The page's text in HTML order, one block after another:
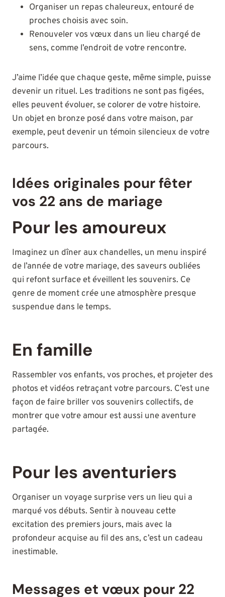
Organiser un repas chaleureux, entouré de
proches choisis avec soin.
Renouveler vos vœux dans un lieu chargé de
sens, comme l’endroit de votre rencontre.
J’aime l’idée que chaque geste, même simple, puisse
devenir un rituel. Les traditions ne sont pas figées,
elles peuvent évoluer, se colorer de votre histoire.
Un objet en bronze posé dans votre maison, par
exemple, peut devenir un témoin silencieux de votre
parcours.
Idées originales pour fêter
vos 22 ans de mariage
Pour les amoureux
Imaginez un dîner aux chandelles, un menu inspiré
de l’année de votre mariage, des saveurs oubliées
qui refont surface et éveillent les souvenirs. Ce
genre de moment crée une atmosphère presque
suspendue dans le temps.
En famille
Rassembler vos enfants, vos proches, et projeter des
photos et vidéos retraçant votre parcours. C’est une
façon de faire briller vos souvenirs collectifs, de
montrer que votre amour est aussi une aventure
partagée.
Pour les aventuriers
Organiser un voyage surprise vers un lieu qui a
marqué vos débuts. Sentir à nouveau cette
excitation des premiers jours, mais avec la
profondeur acquise au fil des ans, c’est un cadeau
inestimable.
Messages et vœux pour 22